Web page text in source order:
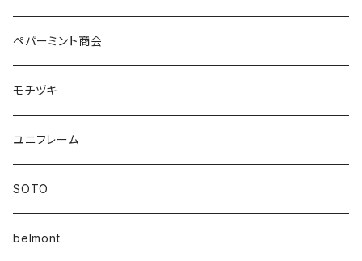
ペパーミント商会
モチヅキ
ユニフレーム
SOTO
belmont